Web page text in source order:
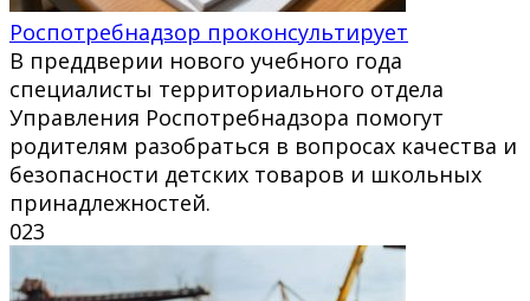
Роспотребнадзор проконсультирует
В преддверии нового учебного года
специалисты территориального отдела
Управления Роспотребнадзора помогут
родителям разобраться в вопросах качества и
безопасности детских товаров и школьных
принадлежностей.
023